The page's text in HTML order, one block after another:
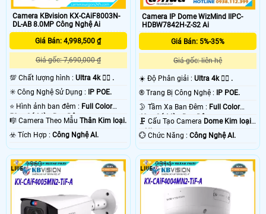
Camera KBvision KX-CAiF8003N-
DL-AB 8.0MP Công Nghệ Ai
Giá Bán: 4,998,500 ₫
Giá gốc: 7,690,000 ₫
💯 Chất lượng hình : Ultra 4k 👍🏾 .
✳️ Công Nghệ Sử Dụng : IP POE.
⭐ Hình ảnh ban đêm : Full Color
50m Có Màu Ban Ðêm.
🎼️ Camera Theo Mẫu Thân Kim loại.
️☣️ Tích Hợp : Công Nghệ AI.
Camera IP Dome WizMind IIPC-
HDBW7842H-Z-S2 Ai
Giá Bán: 5%-35%
Giá gốc: liên hệ
☀️ Độ Phân giải :Ultra 4k 👍🏾 .
®️ Trang Bị Công Nghệ :
IP POE.
🌛 Tầm Xa Ban Đêm : Full Color
40m Có Màu Ban Ðêm.
🗜️ Cấu Tạo Camera Dome Kim loại
+ Nhựa.
️💮 Chức Năng :Công Nghệ AI.
1963 2314